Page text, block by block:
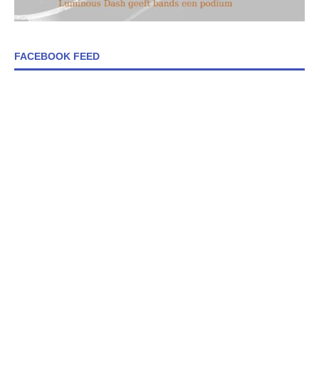
FACEBOOK FEED